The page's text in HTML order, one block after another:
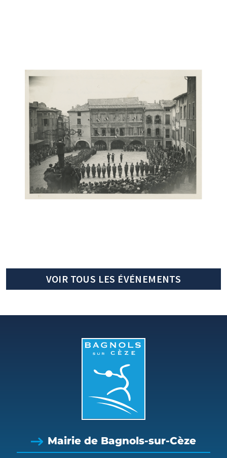
VOIR TOUS LES ÉVÉNEMENTS
Mairie de Bagnols-sur-Cèze